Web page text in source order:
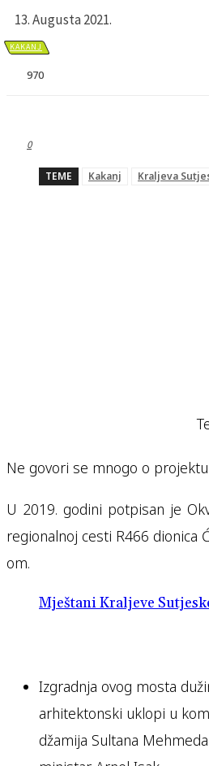
13. Augusta 2021.
KAKANJ
970
0
TEME Kakanj Kraljeva
Ne govori se mnogo o
U 2019. godini potpisan je
regionalnoj cesti R466 dionica
om.
Mještani Kraljeve
Izgradnja ovog mosta
arhitektonski uklopi u
džamija Sultana